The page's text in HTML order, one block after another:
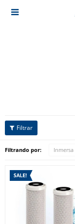

Filtrando por: Inmersa